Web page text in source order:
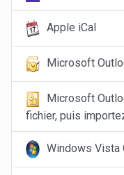
Apple iCal
Microsoft
Microsoft
fichier, puis
Windows Vista